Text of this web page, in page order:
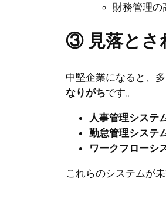
財務管理の
③ 見落とさ
中堅企業になると、
なりがちです。
人事管理システ
勤怠管理システ
ワークフローシ
これらのシステムが